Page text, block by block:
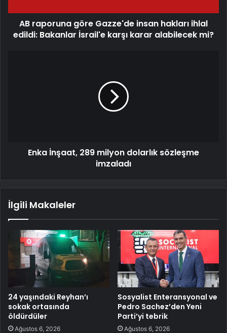
AB raporuna göre Gazze'de insan hakları ihlal
edildi: Bakanlar İsrail'e karşı karar alabilecek mi?
Enka İnşaat, 289 milyon dolarlık sözleşme
imzaladı
İlgili Makaleler
24 yaşındaki Reyhan’ı
sokak ortasında
öldürdüler
Ağustos 6, 2026
Sosyalist Enteransyonal ve
Pedro Sachez’den Yeni
Parti’yi tebrik
Ağustos 6, 2026